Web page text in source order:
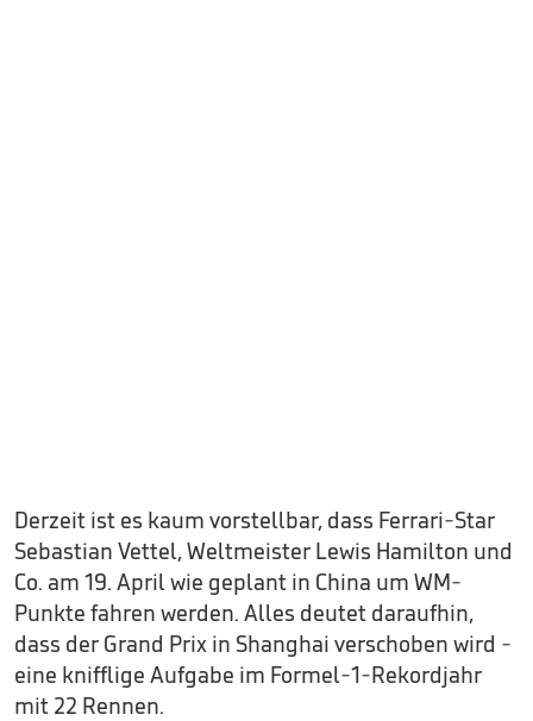
Derzeit ist es kaum vorstellbar, dass Ferrari-Star
Sebastian Vettel, Weltmeister Lewis Hamilton und
Co. am 19. April wie geplant in China um WM-
Punkte fahren werden. Alles deutet daraufhin,
dass der Grand Prix in Shanghai verschoben wird -
eine knifflige Aufgabe im Formel-1-Rekordjahr
mit 22 Rennen.